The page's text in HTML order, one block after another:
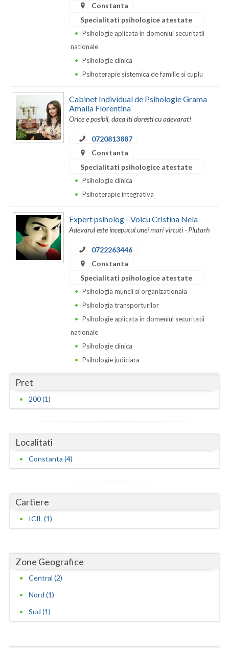
Iasi
Ilfov
Olt
Prahova
Timis
Tulcea
Vaslui
Constanta
Specialitati psihologice atestate
Psihologie aplicata in domeniul securitatii
nationale
Psihologie clinica
Psihoterapie sistemica de familie si cuplu
Cabinet Individual de Psihologie Grama
Amalia Florentina
Orice e posibil, daca iti doresti cu adevarat!
0720813887
Constanta
Specialitati psihologice atestate
Psihologie clinica
Psihoterapie integrativa
Expert psiholog - Voicu Cristina Nela
Adevarul este inceputul unei mari virtuti - Plutarh
0722263446
Constanta
Specialitati psihologice atestate
Psihologia muncii si organizationala
Psihologia transporturilor
Psihologie aplicata in domeniul securitatii
nationale
Psihologie clinica
Psihologie judiciara
Pret
200 (1)
Localitati
Constanta (4)
Cartiere
ICIL (1)
Zone Geografice
Central (2)
Nord (1)
Sud (1)